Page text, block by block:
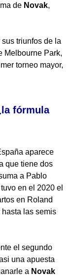
de Novak,
triunfos de la
Melbourne Park,
torneo mayor,
fórmula
aparece
que tiene dos
a Pablo
en el 2020 el
en Roland
las semis
el segundo
una apuesta
a Novak